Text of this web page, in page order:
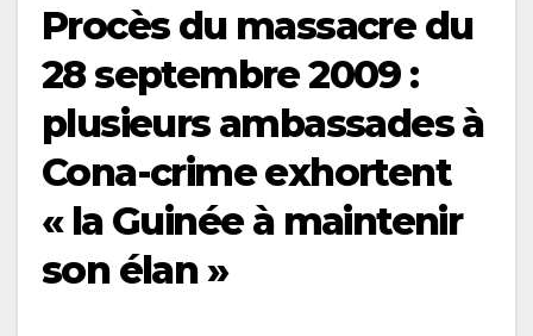
Procès du massacre du
28 septembre 2009 :
plusieurs ambassades à
Cona-crime exhortent
« la Guinée à maintenir
son élan »